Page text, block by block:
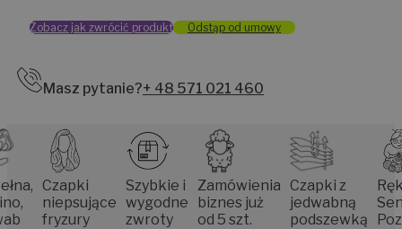
Zobacz jak zwrócić produkt Odstąp od umowy
Masz pytanie?+ 48 571 021 460
Czapki
niepsujące
fryzury
Szybkie i
wygodne
zwroty
Zamówienia
biznes już
od 5 szt.
Czapki z
jedwabną
podszewką